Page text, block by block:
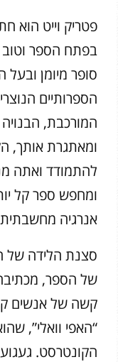
פטריק וייט הוא
בפתח הספר וטוב
סופר מיומן
הספרותיים
המורכבת,
ומאתגרת אותך,
להתמודד ואתה
ומחפש ספר קל
אנרגיה
סצנת הלידה של
של הספר,
קשה של אנשים
“האפי וואלי”,
הקונטרסט.